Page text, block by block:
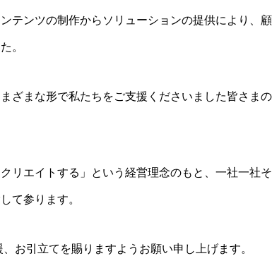
テンツの制作からソリューションの提供により、
。
ざまな形で私たちをご支援くださいました皆さま
リエイトする」という経営理念のもと、一社一社
て参ります。
お引立てを賜りますようお願い申し上げます。